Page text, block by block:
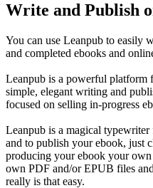
Write and Publish
You can use Leanpub to easily
and completed ebooks and
Leanpub is a powerful platform
simple, elegant writing and
focused on selling in-progress
Leanpub is a magical
and to publish your ebook, just
producing your ebook your
own PDF and/or EPUB files
really is that easy.